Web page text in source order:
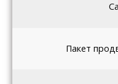
Пакет